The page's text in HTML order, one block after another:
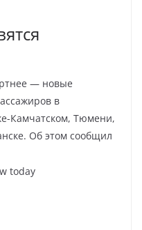
— новые
в
Камчатском, Тюмени,
Об этом сообщил
today